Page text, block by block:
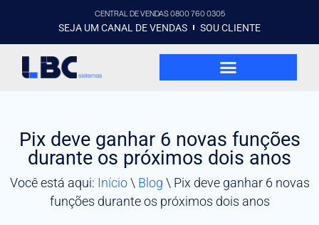
CENTRAL DE VENDAS 0800 760 0305
SEJA UM CANAL DE VENDAS SOU CLIENTE
Pix deve ganhar 6 novas funções
durante os próximos dois anos
Você está aqui: Início\ Blog \ Pix deve ganhar 6 novas
funções durante os próximos dois anos